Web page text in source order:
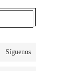
Síguenos